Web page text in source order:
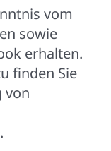
vom
sowie
erhalten.
finden Sie
von